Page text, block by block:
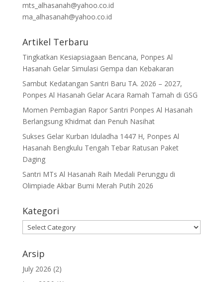
mts_alhasanah@yahoo.co.id
ma_alhasanah@yahoo.co.id
Artikel Terbaru
Tingkatkan Kesiapsiagaan Bencana, Ponpes Al
Hasanah Gelar Simulasi Gempa dan Kebakaran
Sambut Kedatangan Santri Baru TA. 2026 – 2027,
Ponpes Al Hasanah Gelar Acara Ramah Tamah di GSG
Momen Pembagian Rapor Santri Ponpes Al Hasanah
Berlangsung Khidmat dan Penuh Nasihat
Sukses Gelar Kurban Iduladha 1447 H, Ponpes Al
Hasanah Bengkulu Tengah Tebar Ratusan Paket
Daging
Santri MTs Al Hasanah Raih Medali Perunggu di
Olimpiade Akbar Bumi Merah Putih 2026
Kategori
Kategori
Arsip
July 2026 (2)